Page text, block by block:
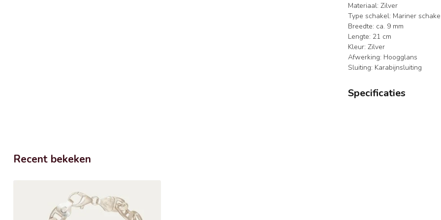
Materiaal: Zilver
Type schakel: Mariner
Breedte: ca. 9 mm
Lengte: 21 cm
Kleur: Zilver
Afwerking: Hoogglans
Sluiting: Karabijnsluiting
Specificaties
Recent bekeken